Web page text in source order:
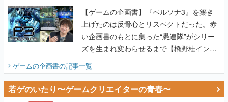
【ゲームの企画書】『ペルソナ3』を築き
上げたのは反骨心とリスペクトだった。赤
い企画書のもとに集った“愚連隊”がシリー
ズを生まれ変わらせるまで【橋野桂インタ
ビュー】
ゲームの企画書の記事一覧
若ゲのいたり〜ゲームクリエイターの青春〜